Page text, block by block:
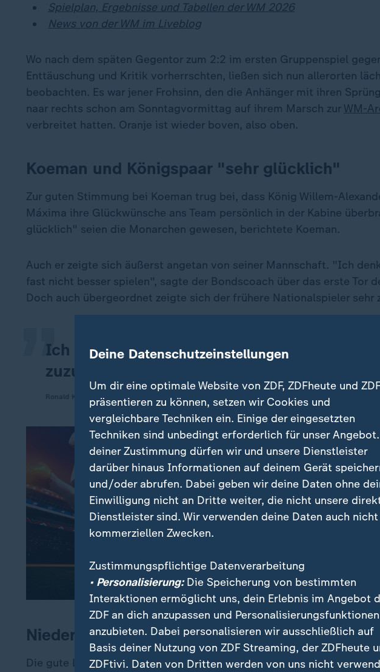
Spielplan, Ergebnisse und Tabellen der WM 2026
News von der WM im Liveblog
Wo nach dem späten Gegentor zum 2:2 im ersten Gruppenspiel
Enttäuschung und Kritik vorherrschten, ließen sich nun allerorten
beobachten. Es war jener Frohsinn, den die Anhänger mit ihren
naar rechts schon am Sonntagvormittag auf ihrem Marsch zur WM-
verbreitet hatten. Oranje ist wieder boven, also oben.
Koeman und Königspaar "sehr glücklich"
Zur guten Stimmung bei Koeman trug bei, dass König Willem-
Máxima ihre Glückwünsche ans Team persönlich in der Kabine
glücklich" seien die Monarchen gewesen, berichtete Koeman.
Auch er zeigte sich äußerst angetan von seiner Mannschaft. "Ich
fast nicht besser spielen", sagte der Bondscoach über das erste Tor
Doch auch übergeordnet zeigte sich der frühere Nationalspieler sehr
Ich habe es wirklich genossen, meiner
zuzuschauen.
„
Ronald Koeman, Niederlande-Coach
ZDFsportstudio Update
:
Dein Newsletter zur
2026
Alle Highlights der WM-Spiele aus der
zum DFB-Team und die wichtigsten
abonnieren!
Mit dem Abonnieren-Button akzeptieren Sie unsere
Nutzungsbedingungen.
Niederlande vor Tunesien entspannt
Die gute Laune bei den Niederländern wurde zudem dadurch
Deine Datenschutzeinstellungen
Um dir eine optimale Website von ZDF, ZDFheute und
präsentieren zu können, setzen wir Cookies und
vergleichbare Techniken ein. Einige der eingesetzten
Techniken sind unbedingt erforderlich für unser
deiner Zustimmung dürfen wir und unsere Dienstleister
darüber hinaus Informationen auf deinem Gerät
und/oder abrufen. Dabei geben wir deine Daten ohne
Einwilligung nicht an Dritte weiter, die nicht unsere
Dienstleister sind. Wir verwenden deine Daten auch nicht
kommerziellen Zwecken.
Zustimmungspflichtige Datenverarbeitung
• Personalisierung:Die Speicherung von bestimmten
Interaktionen ermöglicht uns, dein Erlebnis im Angebot
ZDF an dich anzupassen und Personalisierungsfunktionen
anzubieten. Dabei personalisieren wir ausschließlich auf
Basis deiner Nutzung von ZDF Streaming, der ZDFheute
ZDFtivi. Daten von Dritten werden von uns nicht